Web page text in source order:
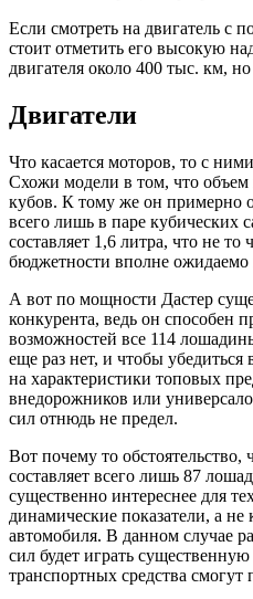
Если смотреть на двигатель с
стоит отметить его высокую
двигателя около 400 тыс. км,
Двигатели
Что касается моторов, то с
Схожи модели в том, что объем
кубов. К тому же он примерно
всего лишь в паре кубических
составляет 1,6 литра, что не
бюджетности вполне
А вот по мощности Дастер
конкурента, ведь он способен
возможностей все 114
еще раз нет, и чтобы убедиться
на характеристики топовых
внедорожников или
сил отнюдь не предел.
Вот почему то
составляет всего лишь 87
существенно интереснее для
динамические показатели, а
автомобиля. В данном случае
сил будет играть
транспортных средства смогут